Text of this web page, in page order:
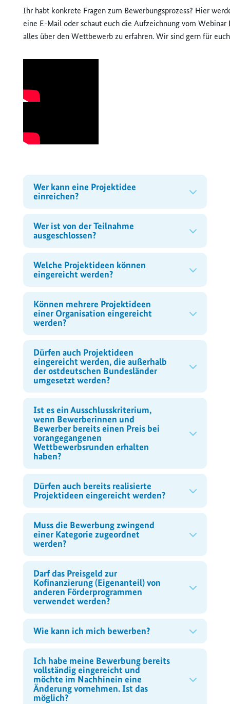
Ihr habt konkrete Fragen zum Bewerbungsprozess? Hier
eine E-Mail oder schaut euch die Aufzeichnung vom Webinar
alles über den Wettbewerb zu erfahren. Wir sind gern für
Wer kann eine Projektidee
einreichen?
Wer ist von der Teilnahme
ausgeschlossen?
Welche Projektideen können
eingereicht werden?
Können mehrere Projektideen
einer Organisation eingereicht
werden?
Dürfen auch Projektideen
eingereicht werden, die außerhalb
der ostdeutschen Bundesländer
umgesetzt werden?
Ist es ein Ausschlusskriterium,
wenn Bewerberinnen und
Bewerber bereits einen Preis bei
vorangegangenen
Wettbewerbsrunden erhalten
haben?
Dürfen auch bereits realisierte
Projektideen eingereicht werden?
Muss die Bewerbung zwingend
einer Kategorie zugeordnet
werden?
Darf das Preisgeld zur
Kofinanzierung (Eigenanteil) von
anderen Förderprogrammen
verwendet werden?
Wie kann ich mich bewerben?
Ich habe meine Bewerbung bereits
vollständig eingereicht und
möchte im Nachhinein eine
Änderung vornehmen. Ist das
möglich?